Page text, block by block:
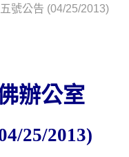
號公告 (04/25/2013)
辦公室
25/2013)